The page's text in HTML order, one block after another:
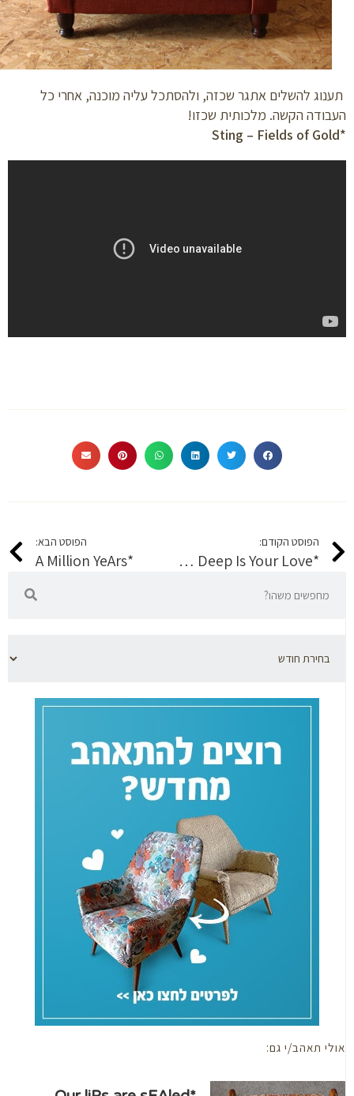
להשלים אתגר שכזה, ולהסתכל עליה מוכנה, אחרי כל
הקשה. מלכותית שכזו!
הפוסט הקודם:
*How Deep Is Your Love
הפוסט הבא:
תאהב/י גם: